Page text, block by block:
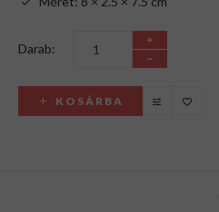
Darab:
KOSÁRBA